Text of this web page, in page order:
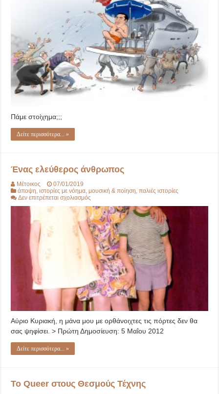
Πάμε στοίχημα;;;
Δείτε περισσότερα... »
Ένας ελεύθερος άνθρωπος
Μέτοικος
07/01/2019
άποψη,ιστορίες με νόημα,μουσική & ποίηση,παλιές ιστορίες
Δεν επιτρέπεται σχολιασμός
ελεύθερος
άνθρωπος
Αύριο Κυριακή, η μάνα μου με ορθάνοιχτες τις πόρτες δεν θα
σας ψηφίσει. > Πρώτη Δημοσίευση: 5 Μαΐου 2012
Δείτε περισσότερα... »
Το Queer στους Θεσμούς Τέχνης